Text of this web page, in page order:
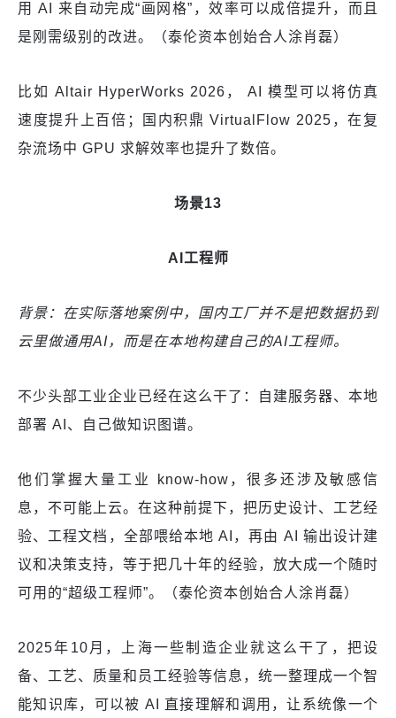
用 AI 来自动完成“画网格”，效率可以成倍提升，而且
是刚需级别的改进。（泰伦资本创始合人涂肖磊）
比如 Altair HyperWorks 2026， AI 模型可以将仿真
速度提升上百倍；国内积鼎 VirtualFlow 2025，在复
杂流场中 GPU 求解效率也提升了数倍。
场景13
AI工程师
背景：在实际落地案例中，国内工厂并不是把数据扔到
云里做通用AI，而是在本地构建自己的AI工程师。
不少头部工业企业已经在这么干了：自建服务器、本地
部署 AI、自己做知识图谱。
他们掌握大量工业 know-how，很多还涉及敏感信
息，不可能上云。在这种前提下，把历史设计、工艺经
验、工程文档，全部喂给本地 AI，再由 AI 输出设计建
议和决策支持，等于把几十年的经验，放大成一个随时
可用的“超级工程师”。（泰伦资本创始合人涂肖磊）
2025年10月，上海一些制造企业就这么干了，把设
备、工艺、质量和员工经验等信息，统一整理成一个智
能知识库，可以被 AI 直接理解和调用，让系统像一个